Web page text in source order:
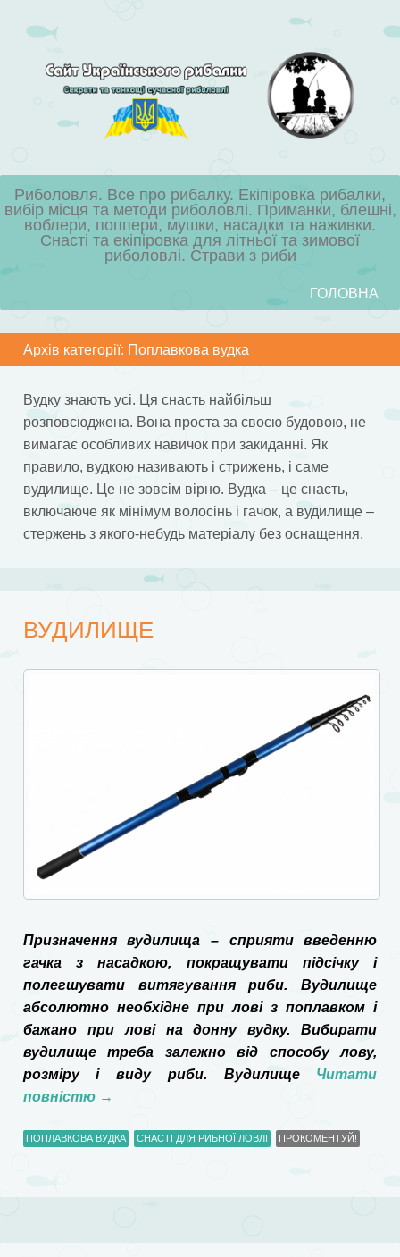
Риболовля. Все про рибалку. Екіпіровка рибалки,
вибір місця та методи риболовлі. Приманки, блешні,
воблери, поппери, мушки, насадки та наживки.
Снасті та екіпіровка для літньої та зимової
риболовлі. Страви з риби
Menu ГОЛОВНА
Архів категорії: Поплавкова вудка
Вудку знають усі. Ця снасть найбільш
розповсюджена. Вона проста за своєю будовою, не
вимагає особливих навичок при закиданні. Як
правило, вудкою називають і стрижень, і саме
вудилище. Це не зовсім вірно. Вудка – це снасть,
включаюче як мінімум волосінь і гачок, а вудилище –
стержень з якого-небудь матеріалу без оснащення.
ВУДИЛИЩЕ
Призначення вудилища – сприяти введенню
гачка з насадкою, покращувати підсічку і
полегшувати витягування риби. Вудилище
абсолютно необхідне при лові з поплавком і
бажано при лові на донну вудку. Вибирати
вудилище треба залежно від способу лову,
розміру і виду риби. Вудилище Читати
повністю →
ПОПЛАВКОВА ВУДКА СНАСТІ ДЛЯ РИБНОЇ ЛОВЛІ ПРОКОМЕНТУЙ!